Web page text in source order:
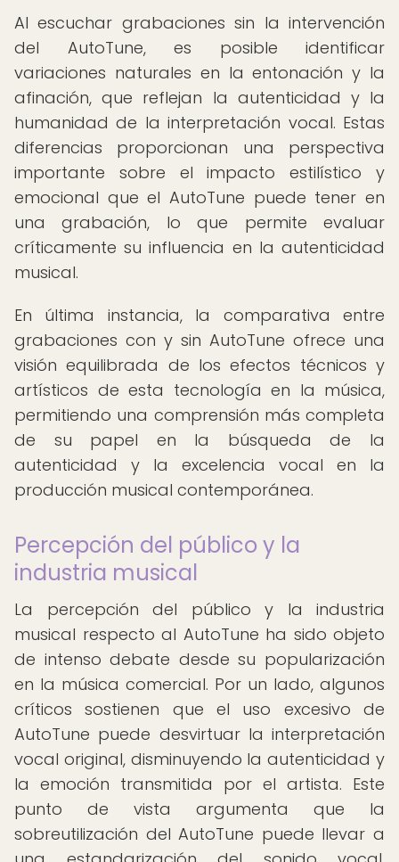
Al escuchar grabaciones sin la intervención
del AutoTune, es posible identificar
variaciones naturales en la entonación y la
afinación, que reflejan la autenticidad y la
humanidad de la interpretación vocal. Estas
diferencias proporcionan una perspectiva
importante sobre el impacto estilístico y
emocional que el AutoTune puede tener en
una grabación, lo que permite evaluar
críticamente su influencia en la autenticidad
musical.
En última instancia, la comparativa entre
grabaciones con y sin AutoTune ofrece una
visión equilibrada de los efectos técnicos y
artísticos de esta tecnología en la música,
permitiendo una comprensión más completa
de su papel en la búsqueda de la
autenticidad y la excelencia vocal en la
producción musical contemporánea.
Percepción del público y la
industria musical
La percepción del público y la industria
musical respecto al AutoTune ha sido objeto
de intenso debate desde su popularización
en la música comercial. Por un lado, algunos
críticos sostienen que el uso excesivo de
AutoTune puede desvirtuar la interpretación
vocal original, disminuyendo la autenticidad y
la emoción transmitida por el artista. Este
punto de vista argumenta que la
sobreutilización del AutoTune puede llevar a